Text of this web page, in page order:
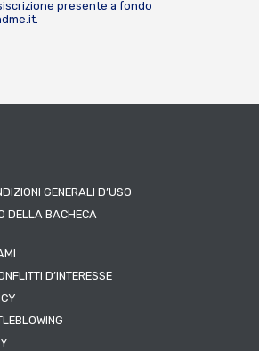
presente a fondo
.
GENERALI D’USO
DELLA BACHECA
D’INTERESSE